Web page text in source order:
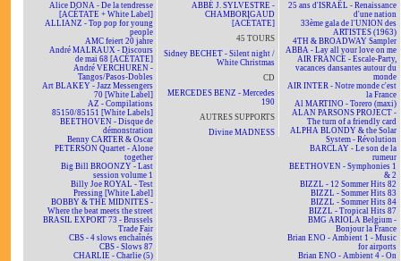
Alice DONA - De la tendresse
[ACÉTATE + White Label]
ALLIANZ - Top pop for young
people
AMC feiert 20 jahre
André MALRAUX - Discours
de mai 68 [ACÉTATE]
André VERCHUREN -
Tangos/Pasos-Dobles
Art BLAKEY - Jazz Messengers
70 [White Label]
AZ - Compilations
85150/85151 [White Labels]
BEETHOVEN - Disque de
démonstration
Benny CARTER & Oscar
PETERSON Quartet - Alone
together
Big Bill BROONZY - Last
session volume 1
Billy Joe ROYAL - Test
Pressing [White Label]
BOBBY & THE MIDNITES -
Where the beat meets the street
BRASIL EXPORT 73 - Brussels
Trade Fair
CBS - 4 slows enchaînés
CBS - Slows 87
CHARLIE - Charlie (5)
ABBÉ J. SYLVESTRE -
CHAMBORIGAUD
[ACÉTATE]
45 TOURS
Sidney BECHET - Silent night /
White Christmas
CD
MERCEDES BENZ - Mercedes
190
AUTRES SUPPORTS
Divine MADNESS
25 ans d'ISRAËL - Renaissance
d'une nation
33ème gala de l'UNION des
ARTISTES (1963)
4TH & BROADWAY Sampler
ABBA - Lay all your love on me
AIR FRANCE - Escale-Party,
vacances dansantes autour du
monde
AIR INTER - Notre monde c'est
la France
Al MARTINO - Torero (maxi)
ALAN PARSONS PROJECT -
The turn of a friendly card
ALPHA BLONDY & the Solar
System - Révolution
BARCLAY - Le son de la
rumeur
BEETHOVEN - Symphonies 1
& 2
BIZZL - 12 Sommer Hits 82
BIZZL - Sommer Hits 83
BIZZL - Sommer Hits 84
BIZZL - Tropical Hits 87
BMG ARIOLA Belgium -
Bonjour la France
Brian ENO - Ambient 1 - Music
for airports
Brian ENO - Ambient 4 - On